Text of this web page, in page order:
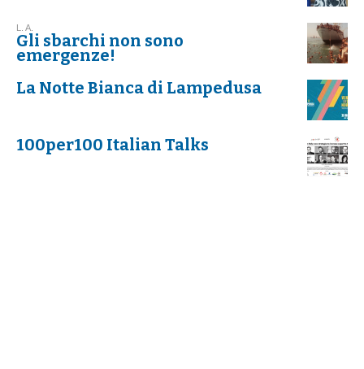
L. A.
Gli sbarchi non sono
emergenze!
La Notte Bianca di Lampedusa
100per100 Italian Talks